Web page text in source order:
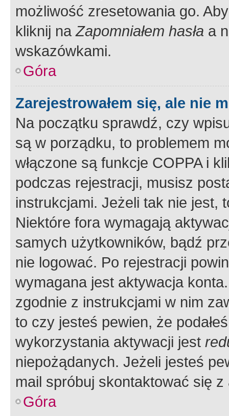
możliwość zresetowania go.
kliknij naZapomniałem hasła a
wskazówkami.
Góra
Zarejestrowałem się, ale nie
Na początku sprawdź, czy
są w porządku, to problemem
włączone są funkcje COPPA i
podczas rejestracji, musisz
instrukcjami. Jeżeli tak nie jest,
Niektóre fora wymagają
samych użytkowników, bądź
nie logować. Po rejestracji
wymagana jest aktywacja
zgodnie z instrukcjami w nim
to czy jesteś pewien, że
wykorzystania aktywacji jest
niepożądanych. Jeżeli jesteś
mail spróbuj skontaktować się
Góra